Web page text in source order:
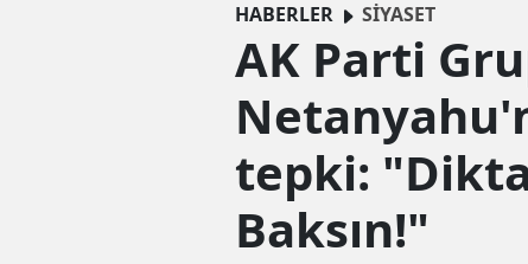
HABERLER SİYASET
AK Parti
tepki:
Baksın!"